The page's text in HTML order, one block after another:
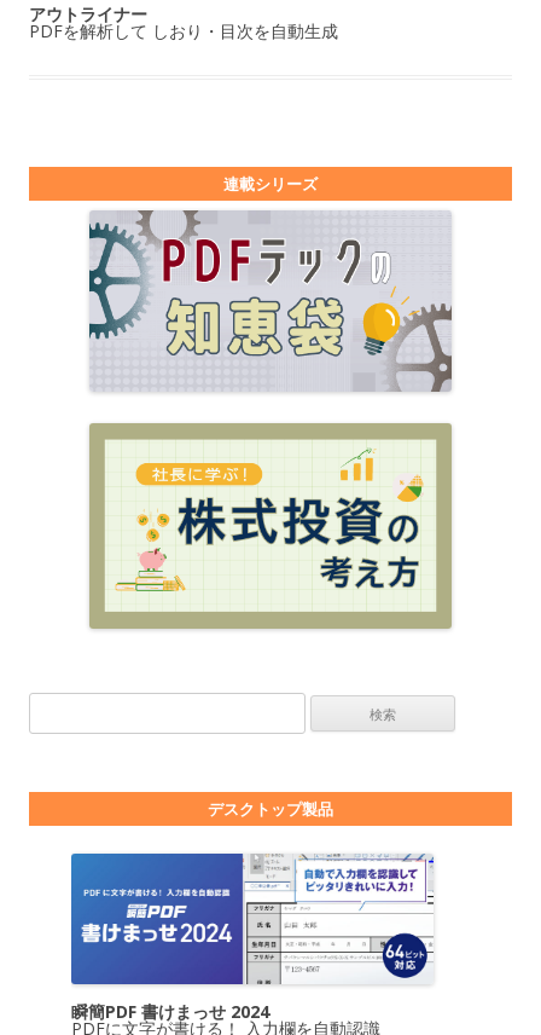
アウトライナー
PDFを解析して しおり・目次を自動生成
連載シリーズ
デスクトップ製品
瞬簡PDF 書けまっせ 2024
PDFに文字が書ける！ 入力欄を自動認識